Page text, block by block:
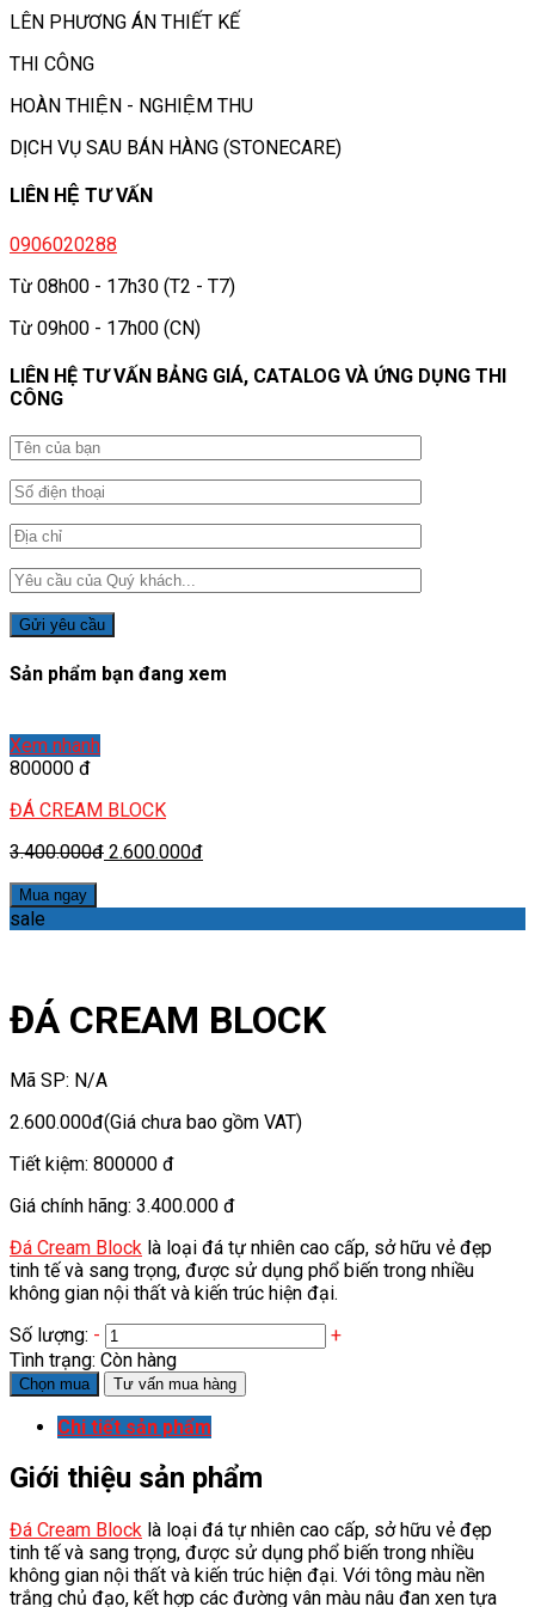
LÊN PHƯƠNG ÁN THIẾT KẾ
THI CÔNG
HOÀN THIỆN - NGHIỆM THU
DỊCH VỤ SAU BÁN HÀNG (STONECARE)
LIÊN HỆ TƯ VẤN
0906020288
Từ 08h00 - 17h30 (T2 - T7)
Từ 09h00 - 17h00 (CN)
LIÊN HỆ TƯ VẤN BẢNG GIÁ, CATALOG VÀ ỨNG DỤNG THI
CÔNG
Sản phẩm bạn đang xem
Xem nhanh
800000 đ
ĐÁ CREAM BLOCK
3.400.000đ 2.600.000đ
Mua ngay
sale
ĐÁ CREAM BLOCK
Mã SP: N/A
2.600.000đ(Giá chưa bao gồm VAT)
Tiết kiệm: 800000 đ
Giá chính hãng: 3.400.000 đ
Đá Cream Block là loại đá tự nhiên cao cấp, sở hữu vẻ đẹp
tinh tế và sang trọng, được sử dụng phổ biến trong nhiều
không gian nội thất và kiến trúc hiện đại.
Số lượng: -
+
Tình trạng: Còn hàng
Chọn mua Tư vấn mua hàng
Chi tiết sản phẩm
Giới thiệu sản phẩm
Đá Cream Block là loại đá tự nhiên cao cấp, sở hữu vẻ đẹp
tinh tế và sang trọng, được sử dụng phổ biến trong nhiều
không gian nội thất và kiến trúc hiện đại. Với tông màu nền
trắng chủ đạo, kết hợp các đường vân màu nâu đan xen tựa